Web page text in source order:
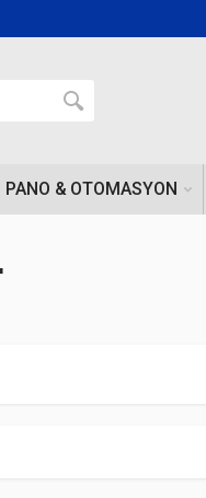
PANO & OTOMASYON